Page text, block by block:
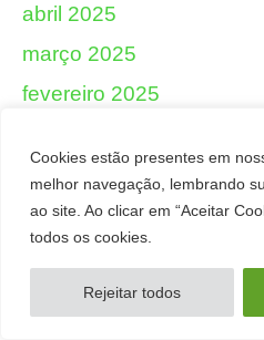
Cookies estão presentes em
melhor navegação, lembrando
ao site. Ao clicar em “Aceitar
todos os cookies.
Rejeitar todos
abril 2025
março 2025
fevereiro 2025
dezembro 2024
novembro 2024
setembro 2024